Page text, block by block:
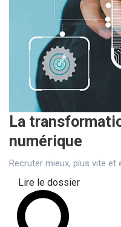
La
numérique
Recruter mieux, plus vite et
Lire le dossier